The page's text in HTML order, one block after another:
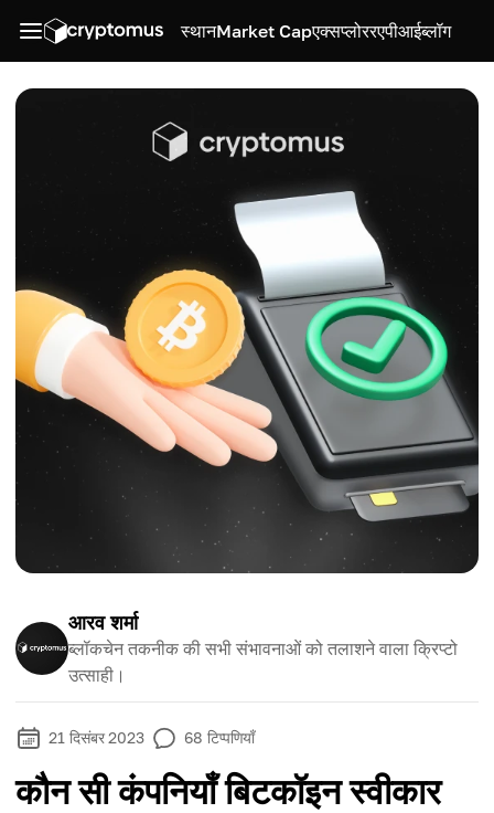
स्थानMarket Capएक्सप्लोररएपीआईब्लॉग
आरव शर्मा
ब्लॉकचेन तकनीक की सभी संभावनाओं को तलाशने वाला क्रिप्टो
उत्साही।
21 दिसंबर 2023 68 टिप्पणियाँ
कौन सी कंपनियाँ बिटकॉइन स्वीकार